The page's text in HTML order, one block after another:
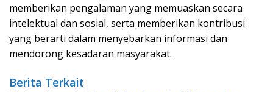
memberikan pengalaman yang memuaskan secara
intelektual dan sosial, serta memberikan kontribusi
yang berarti dalam menyebarkan informasi dan
mendorong kesadaran masyarakat.
Berita Terkait